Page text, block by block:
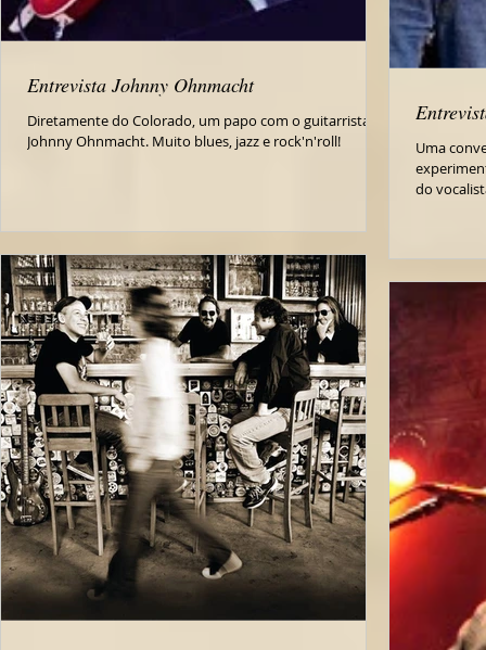
Entrevista Johnny Ohnmacht
Diretamente do Colorado, um papo com o guitarrista
Johnny Ohnmacht. Muito blues, jazz e rock'n'roll!
Uma
do